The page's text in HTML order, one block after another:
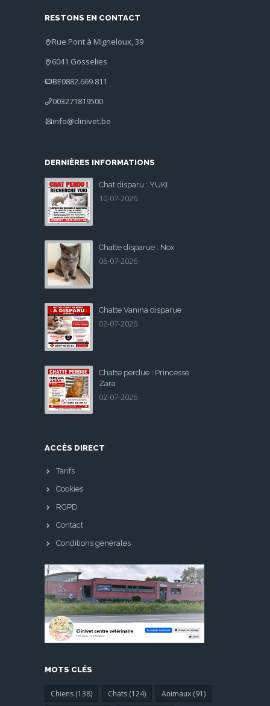
RESTONS EN CONTACT
Rue Pont à Migneloux, 39
6041 Gosselies
BE0882.669.811
003271819500
info@clinivet.be
DERNIÈRES INFORMATIONS
Chat disparu : YUKI
10-07-2026
Chatte disparue : Nox
06-07-2026
Chatte Vanina disparue
02-07-2026
Chatte perdue : Princesse
Zara
02-07-2026
ACCÈS DIRECT
Tarifs
Cookies
RGPD
Contact
Conditions générales
MOTS CLÉS
Chiens (138) Chats (124) Animaux (91)